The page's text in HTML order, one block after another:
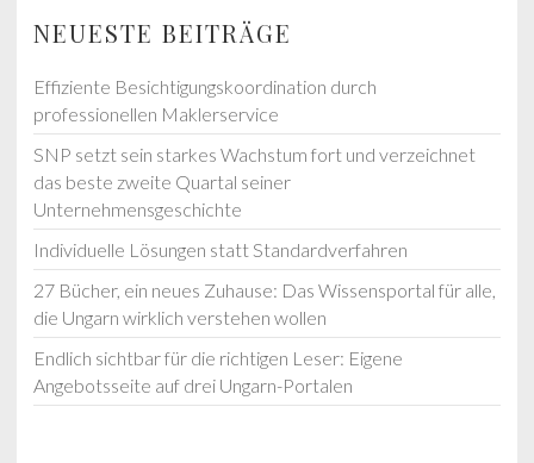
NEUESTE BEITRÄGE
Effiziente Besichtigungskoordination durch
professionellen Maklerservice
SNP setzt sein starkes Wachstum fort und verzeichnet
das beste zweite Quartal seiner
Unternehmensgeschichte
Individuelle Lösungen statt Standardverfahren
27 Bücher, ein neues Zuhause: Das Wissensportal für alle,
die Ungarn wirklich verstehen wollen
Endlich sichtbar für die richtigen Leser: Eigene
Angebotsseite auf drei Ungarn-Portalen